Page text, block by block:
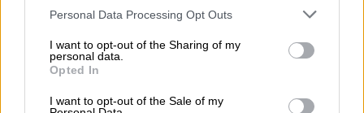
Personal Data Processing Opt Outs
I want to opt-out of the Sharing of my
personal data.
Opted In
I want to opt-out of the Sale of my